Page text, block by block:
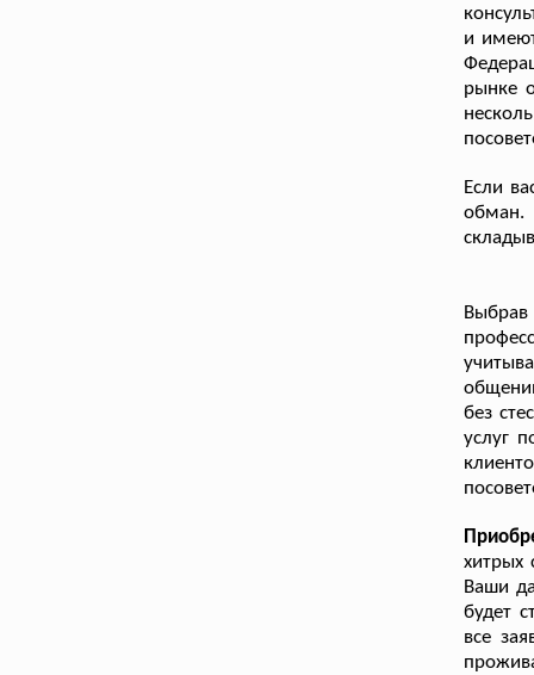
и
рынке
Если
без
услуг
хитрых
Ваши
будет
все